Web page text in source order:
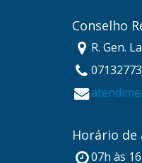
Conselho
R. Gen.
Horário
07h às